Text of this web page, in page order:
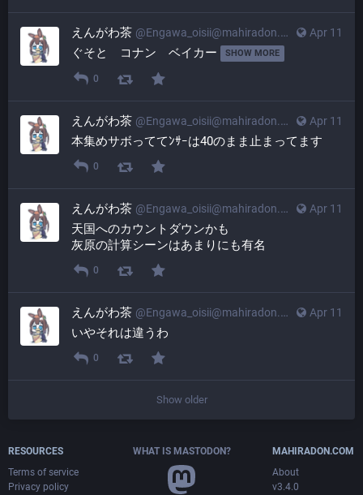
Apr 11
えんがわ茶 @Engawa_oisii@mahiradon.com
ぐそと　コナン　ベイカー SHOW MORE
0
Apr 11
えんがわ茶 @Engawa_oisii@mahiradon.com
本集めサボっててﾝｻｰは40のまま止まってます
0
Apr 11
えんがわ茶 @Engawa_oisii@mahiradon.com
天国へのカウントダウンかも
灰原の計算シーンはあまりにも有名
0
Apr 11
えんがわ茶 @Engawa_oisii@mahiradon.com
いやそれは違うわ
0
Show older
RESOURCES
Terms of service
Privacy policy
WHAT IS MASTODON?
MAHIRADON.COM
About
v3.4.0